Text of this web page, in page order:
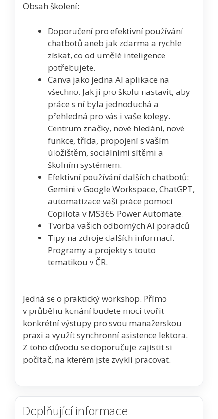
Obsah školení:
Doporučení pro efektivní používání
chatbotů aneb jak zdarma a rychle
získat, co od umělé inteligence
potřebujete.
Canva jako jedna AI aplikace na
všechno. Jak ji pro školu nastavit, aby
práce s ní byla jednoduchá a
přehledná pro vás i vaše kolegy.
Centrum značky, nové hledání, nové
funkce, třída, propojení s vaším
úložištěm, sociálními sítěmi a
školním systémem.
Efektivní používání dalších chatbotů:
Gemini v Google Workspace, ChatGPT,
automatizace vaší práce pomocí
Copilota v MS365 Power Automate.
Tvorba vašich odborných AI poradců
Tipy na zdroje dalších informací.
Programy a projekty s touto
tematikou v ČR.
Jedná se o praktický workshop. Přímo
v průběhu konání budete moci tvořit
konkrétní výstupy pro svou manažerskou
praxi a využít synchronní asistence lektora.
Z toho důvodu se doporučuje zajistit si
počítač, na kterém jste zvyklí pracovat.
Doplňující informace